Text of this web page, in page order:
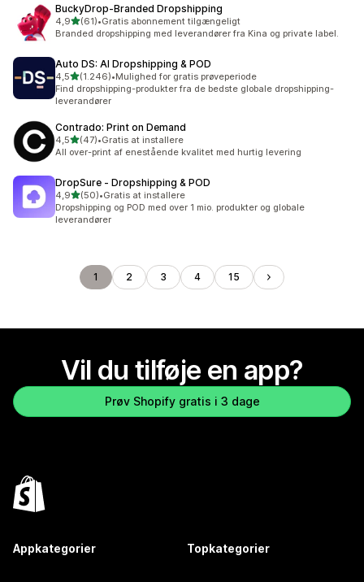
BuckyDrop‑Branded Dropshipping
4,9ud af 5 stjerner
(61)
61 anmeldelser i alt
•Gratis abonnement tilgængeligt
Branded dropshipping med leverandører fra Kina og private label.
Auto DS: AI Dropshipping & POD
4,5ud af 5 stjerner
(1.246)
1246 anmeldelser i alt
•Mulighed for gratis prøveperiode
Find dropshipping-produkter fra de bedste globale dropshipping-
leverandører
Contrado: Print on Demand
4,5ud af 5 stjerner
(47)
47 anmeldelser i alt
•Gratis at installere
All over-print af enestående kvalitet med hurtig levering
DropSure ‑ Dropshipping & POD
4,9ud af 5 stjerner
(50)
50 anmeldelser i alt
•Gratis at installere
Dropshipping og POD med over 1 mio. produkter og globale
leverandører
1 2 3 4 15
Vil du tilføje en app?
Prøv Shopify gratis i 3 dage
Appkategorier Topkategorier